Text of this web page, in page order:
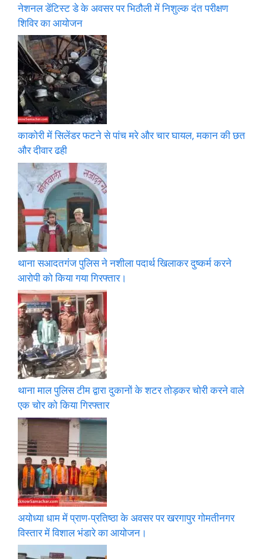
नेशनल डेंटिस्ट डे के अवसर पर भिठौली में निशुल्क दंत परीक्षण
शिविर का आयोजन
काकोरी में सिलेंडर फटने से पांच मरे और चार घायल, मकान की छत
और दीवार ढही
थाना सआदतगंज पुलिस ने नशीला पदार्थ खिलाकर दुष्कर्म करने
आरोपी को किया गया गिरफ्तार।
थाना माल पुलिस टीम द्वारा दुकानों के शटर तोड़कर चोरी करने वाले
एक चोर को किया गिरफ्तार
अयोध्या धाम में प्राण-प्रतिष्ठा के अवसर पर खरगापुर गोमतीनगर
विस्तार में विशाल भंडारे का आयोजन।